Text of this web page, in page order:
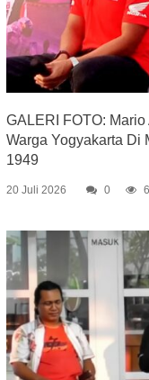
GALERI FOTO:
Warga Yogyakarta Di
1949
20 Juli 2026 0